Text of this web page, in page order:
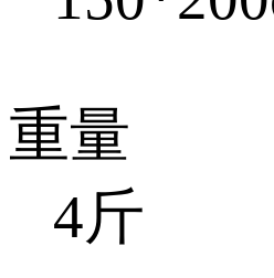
重量
4斤